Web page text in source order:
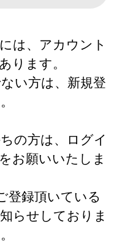
は、アカウント
ります。
い方は、新規登
の方は、ログイ
お願いいたしま
登録頂いている
らせしておりま